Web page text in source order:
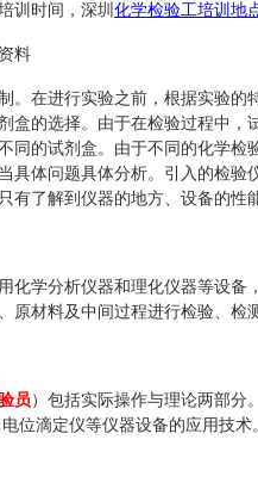
训时间，深圳 化学检验工培训地
料
。在进行实验之前，根据实验
盒的选择。由于在检验过程中
同的试剂盒。由于不同的化学
具体问题具体分析。引入的检
有了解到仪器的地方、设备的性
化学分析仪器和理化仪器等设
原材料及中间过程进行检验、检
员 ）包括实际操作与理论两部分
位滴定仪等仪器设备的应用技